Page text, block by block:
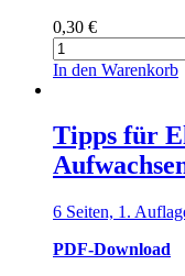
0,30 €
Tipps
für
gesunden
Aufwachsen
Menge
In den Warenkorb
Tipps für
6 Seiten, 1.
PDF-Download